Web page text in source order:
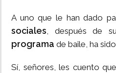
A uno que le han dado
sociales, después de
programa de baile, ha
Sí, señores, les cuento